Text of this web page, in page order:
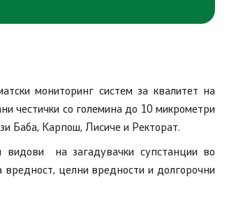
мониторинг систем за квалитет на
честички со големина до 10 микрометри
Баба, Карпош, Лисиче и Ректорат.
на загадувачки супстанции во
целни вредности и долгорочни